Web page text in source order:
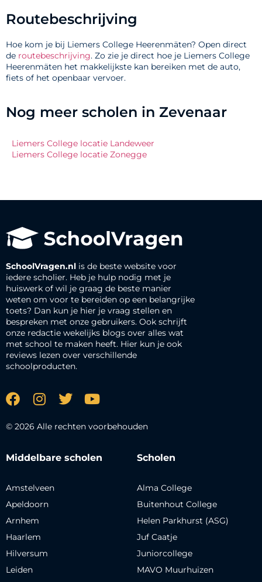
Routebeschrijving
Hoe kom je bij Liemers College Heerenmäten? Open direct
de routebeschrijving. Zo zie je direct hoe je Liemers College
Heerenmäten het makkelijkste kan bereiken met de auto,
fiets of het openbaar vervoer.
Nog meer scholen in Zevenaar
Liemers College locatie Landeweer
Liemers College locatie Zonegge
SchoolVragen.nl is de beste website voor
iedere scholier. Heb je hulp nodig met je
huiswerk of wil je graag de beste manier
weten om voor te bereiden op een belangrijke
toets? Dan kun je hier je vraag stellen en
bespreken met onze gebruikers. Ook schrijft
onze redactie wekelijks blogs over alles wat
met school te maken heeft. Hier kun je ook
reviews lezen over verschillende
schoolproducten.
© 2026 Alle rechten voorbehouden
Middelbare scholen
Amstelveen
Apeldoorn
Arnhem
Haarlem
Hilversum
Leiden
Scholen
Alma College
Buitenhout College
Helen Parkhurst (ASG)
Juf Caatje
Juniorcollege
MAVO Muurhuizen